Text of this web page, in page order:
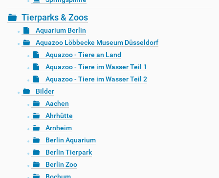
Tierparks & Zoos
Aquarium Berlin
Aquazoo Löbbecke Museum Düsseldorf
Aquazoo - Tiere an Land
Aquazoo - Tiere im Wasser Teil 1
Aquazoo - Tiere im Wasser Teil 2
Bilder
Aachen
Ahrhütte
Arnheim
Berlin Aquarium
Berlin Tierpark
Berlin Zoo